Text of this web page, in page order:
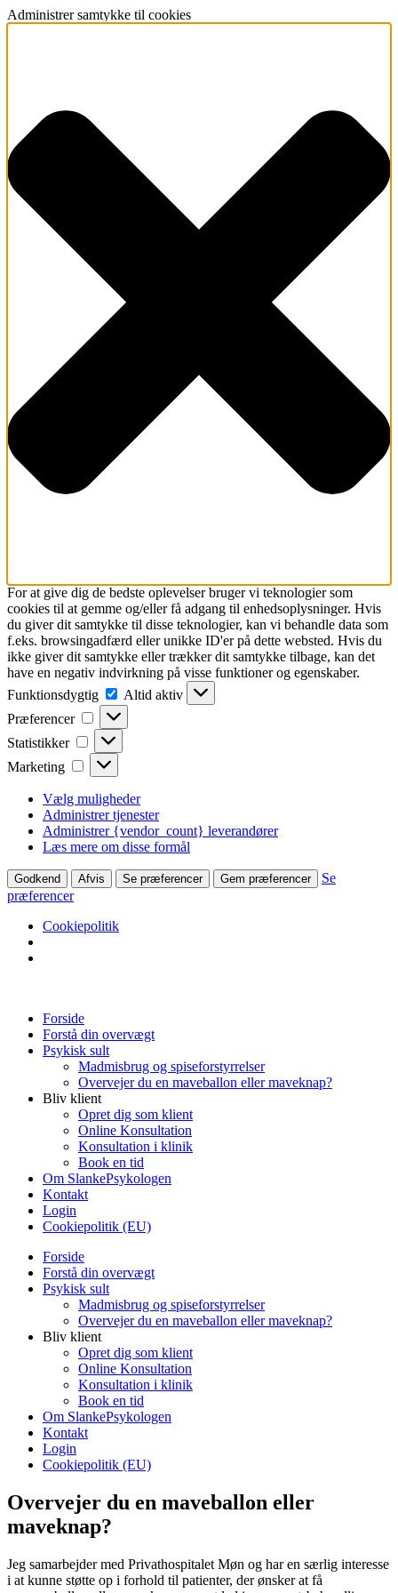
Administrer samtykke til cookies
For at give dig de bedste oplevelser bruger vi teknologier som
cookies til at gemme og/eller få adgang til enhedsoplysninger. Hvis
du giver dit samtykke til disse teknologier, kan vi behandle data som
f.eks. browsingadfærd eller unikke ID'er på dette websted. Hvis du
ikke giver dit samtykke eller trækker dit samtykke tilbage, kan det
have en negativ indvirkning på visse funktioner og egenskaber.
Funktionsdygtig
Funktionsdygtig
Altid aktiv
Præferencer
Præferencer
Statistikker Statistikker
Marketing Marketing
Vælg muligheder
Administrer tjenester
Administrer {vendor_count} leverandører
Læs mere om disse formål
Godkend Afvis Se præferencer Gem præferencer
Se
præferencer
Cookiepolitik
Forside
Forstå din overvægt
Psykisk sult
Madmisbrug og spiseforstyrrelser
Overvejer du en maveballon eller maveknap?
Bliv klient
Opret dig som klient
Online Konsultation
Konsultation i klinik
Book en tid
Om SlankePsykologen
Kontakt
Login
Cookiepolitik (EU)
Forside
Forstå din overvægt
Psykisk sult
Madmisbrug og spiseforstyrrelser
Overvejer du en maveballon eller maveknap?
Bliv klient
Opret dig som klient
Online Konsultation
Konsultation i klinik
Book en tid
Om SlankePsykologen
Kontakt
Login
Cookiepolitik (EU)
Overvejer du en maveballon eller
maveknap?
Jeg samarbejder med Privathospitalet Møn og har en særlig interesse
i at kunne støtte op i forhold til patienter, der ønsker at få